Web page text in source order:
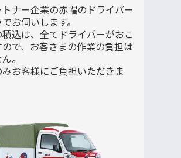
ナー企業の赤帽のドライバー
お伺いします。
込は、全てドライバーがおこ
で、お客さまの作業の負担は
。
お客様にご負担いただきま